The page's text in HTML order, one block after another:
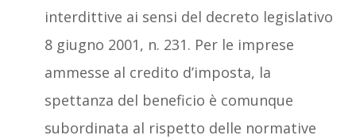
interdittive ai sensi del decreto legislativo
8 giugno 2001, n. 231. Per le imprese
ammesse al credito d’imposta, la
spettanza del beneficio è comunque
subordinata al rispetto delle normative